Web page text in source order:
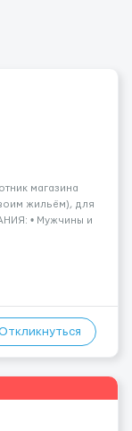
магазина
жильём), для
• Мужчины и